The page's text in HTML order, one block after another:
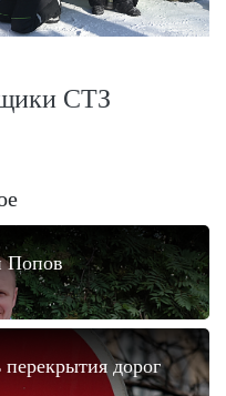
СТЗ
Попов
дорог